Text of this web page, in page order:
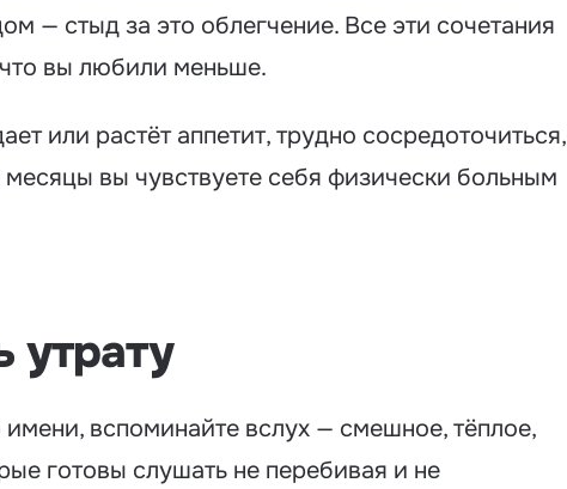
— стыд за это облегчение. Все эти сочетания
вы любили меньше.
или растёт аппетит, трудно сосредоточиться,
вы чувствуете себя физически больным
утрату
вспоминайте вслух — смешное, тёплое,
готовы слушать не перебивая и не